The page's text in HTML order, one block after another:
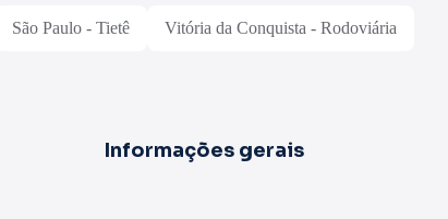
São Paulo - Tietê Vitória da Conquista - Rodoviária
Informações gerais